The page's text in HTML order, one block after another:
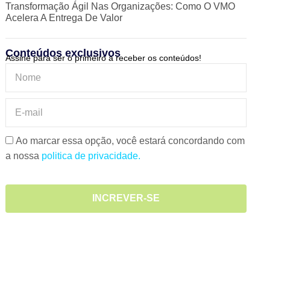
Transformação Ágil Nas Organizações: Como O VMO
Acelera A Entrega De Valor
Conteúdos exclusivos
Assine para ser o primeiro a receber os conteúdos!
Ao marcar essa opção, você estará concordando com
a nossa politica de privacidade.
INCREVER-SE